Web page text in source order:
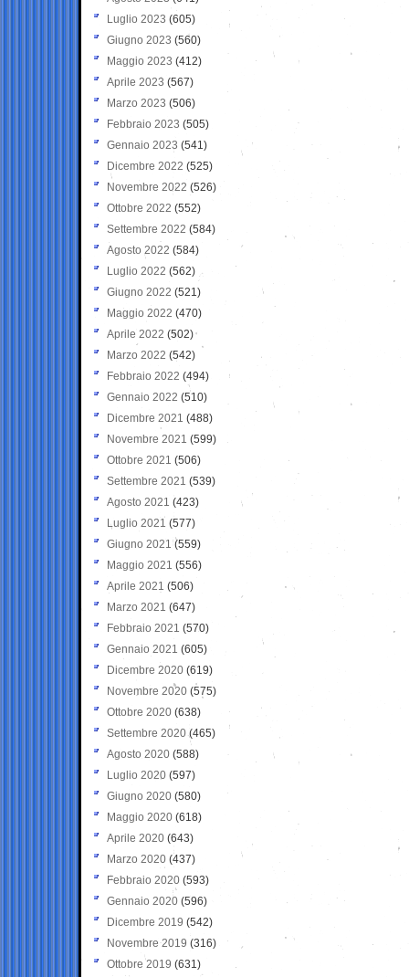
Luglio 2023 (605)
Giugno 2023 (560)
Maggio 2023 (412)
Aprile 2023 (567)
Marzo 2023 (506)
Febbraio 2023 (505)
Gennaio 2023 (541)
Dicembre 2022 (525)
Novembre 2022 (526)
Ottobre 2022 (552)
Settembre 2022 (584)
Agosto 2022 (584)
Luglio 2022 (562)
Giugno 2022 (521)
Maggio 2022 (470)
Aprile 2022 (502)
Marzo 2022 (542)
Febbraio 2022 (494)
Gennaio 2022 (510)
Dicembre 2021 (488)
Novembre 2021 (599)
Ottobre 2021 (506)
Settembre 2021 (539)
Agosto 2021 (423)
Luglio 2021 (577)
Giugno 2021(559)
Maggio 2021 (556)
Aprile 2021 (506)
Marzo 2021 (647)
Febbraio 2021 (570)
Gennaio 2021 (605)
Dicembre 2020 (619)
Novembre 2020 (575)
Ottobre 2020 (638)
Settembre 2020(465)
Agosto 2020 (588)
Luglio 2020 (597)
Giugno 2020 (580)
Maggio 2020 (618)
Aprile 2020 (643)
Marzo 2020 (437)
Febbraio 2020 (593)
Gennaio 2020 (596)
Dicembre 2019 (542)
Novembre 2019 (316)
Ottobre 2019 (631)